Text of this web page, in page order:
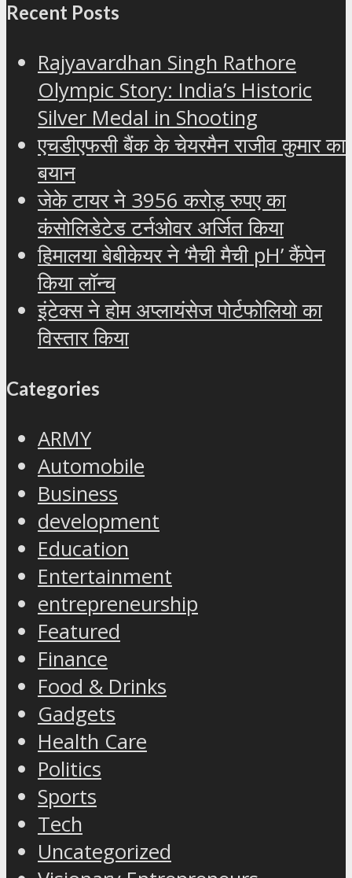
Recent Posts
Rajyavardhan Singh Rathore
Olympic Story: India’s Historic
Silver Medal in Shooting
एचडीएफसी बैंक के चेयरमैन राजीव कुमार का
बयान
जेके टायर ने 3956 करोड़ रुपए का
कंसोलिडेटेड टर्नओवर अर्जित किया
हिमालया बेबीकेयर ने ‘मैची मैची pH’ कैंपेन
किया लॉन्च
इंटेक्स ने होम अप्लायंसेज पोर्टफोलियो का
विस्तार किया
Categories
ARMY
Automobile
Business
development
Education
Entertainment
entrepreneurship
Featured
Finance
Food & Drinks
Gadgets
Health Care
Politics
Sports
Tech
Uncategorized